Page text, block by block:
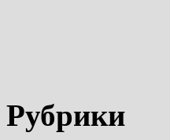
Рубрики